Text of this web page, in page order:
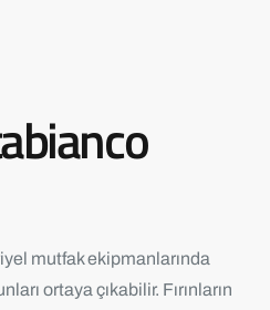
mutfak ekipmanlarında
ortaya çıkabilir. Fırınların